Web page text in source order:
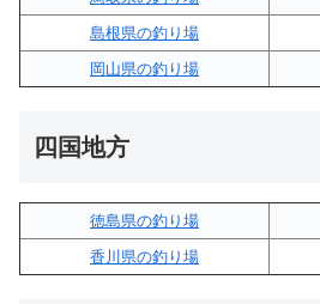
島根県の釣り場
岡山県の釣り場
四国地方
徳島県の釣り場
香川県の釣り場